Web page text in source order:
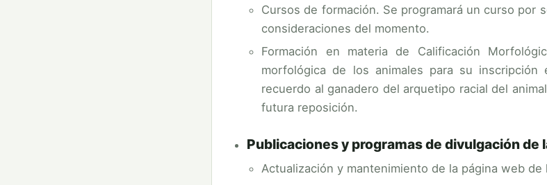
Cursos de formación. Se programará un curso por
consideraciones del momento.
Formación en materia de Calificación
morfológica de los animales para su
recuerdo al ganadero del arquetipo racial del
futura reposición.
Publicaciones y programas de divulgación
Actualización y mantenimiento de la página web de